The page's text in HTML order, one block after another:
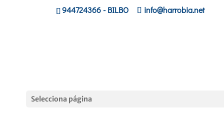
944724366- BILBO info@harrobia.net
Selecciona página
y realidad virtual